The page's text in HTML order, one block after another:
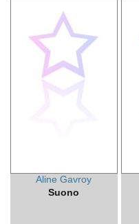
Aline Gavroy
Suono